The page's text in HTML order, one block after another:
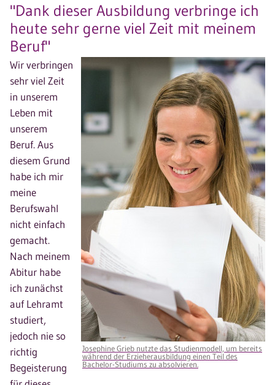
"Dank dieser Ausbildung verbringe ich
heute sehr gerne viel Zeit mit meinem
Beruf"
Josephine Grieb nutzte das Studienmodell, um bereits
während der Erzieherausbildung einen Teil des
Bachelor-Studiums zu absolvieren.
Wir verbringen
sehr viel Zeit
in unserem
Leben mit
unserem
Beruf. Aus
diesem Grund
habe ich mir
meine
Berufswahl
nicht einfach
gemacht.
Nach meinem
Abitur habe
ich zunächst
auf Lehramt
studiert,
jedoch nie so
richtig
Begeisterung